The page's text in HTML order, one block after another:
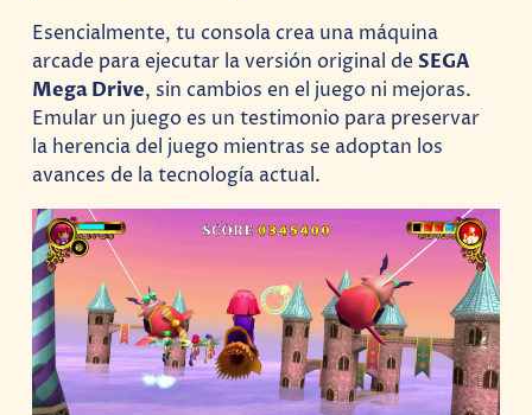
Esencialmente, tu consola crea una máquina
arcade para ejecutar la versión original deSEGA
Mega Drive, sin cambios en el juego ni mejoras.
Emular un juego es un testimonio para preservar
la herencia del juego mientras se adoptan los
avances de la tecnología actual.